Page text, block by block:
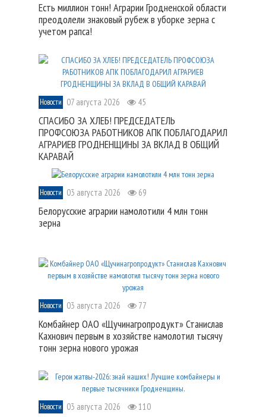
Есть миллион тонн! Аграрии Гродненской области
преодолели знаковый рубеж в уборке зерна с
учетом рапса!
Новости 07 августа 2026 45
СПАСИБО ЗА ХЛЕБ! ПРЕДСЕДАТЕЛЬ
ПРОФСОЮЗА РАБОТНИКОВ АПК ПОБЛАГОДАРИЛ
АГРАРИЕВ ГРОДНЕНЩИНЫ ЗА ВКЛАД В ОБЩИЙ
КАРАВАЙ
Новости 03 августа 2026 69
Белорусские аграрии намолотили 4 млн тонн
зерна
Новости 03 августа 2026 77
Комбайнер ОАО «Щучинагропродукт» Станислав
Кахнович первым в хозяйстве намолотил тысячу
тонн зерна нового урожая
Новости 03 августа 2026 110